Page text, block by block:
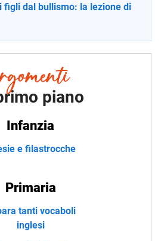
figli dal bullismo: la lezione di
piano
Infanzia
e filastrocche
Primaria
tanti vocaboli
inglesi